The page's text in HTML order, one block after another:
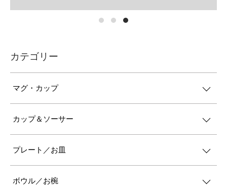
カテゴリー
マグ・カップ
カップ＆ソーサー
プレート／お皿
ボウル／お椀